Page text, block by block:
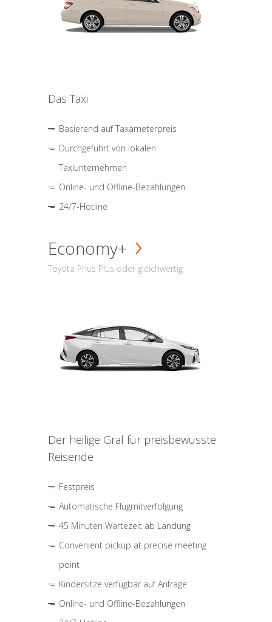
Das Taxi
Basierend auf Taxameterpreis
Durchgeführt von lokalen
Taxiunternehmen
Online- und Offline-Bezahlungen
24/7-Hotline
Economy+
Toyota Prius Plus oder gleichwertig
Der heilige Gral für preisbewusste
Reisende
Festpreis
Automatische Flugmitverfolgung
45 Minuten Wartezeit ab Landung
Convenient pickup at precise meeting
point
Kindersitze verfügbar auf Anfrage
Online- und Offline-Bezahlungen